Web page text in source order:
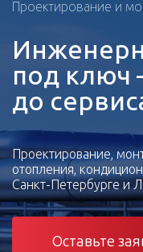
Проектирование и
под ключ
до
Проектирование,
отопления,
Санкт-Петербурге и
Оставьте